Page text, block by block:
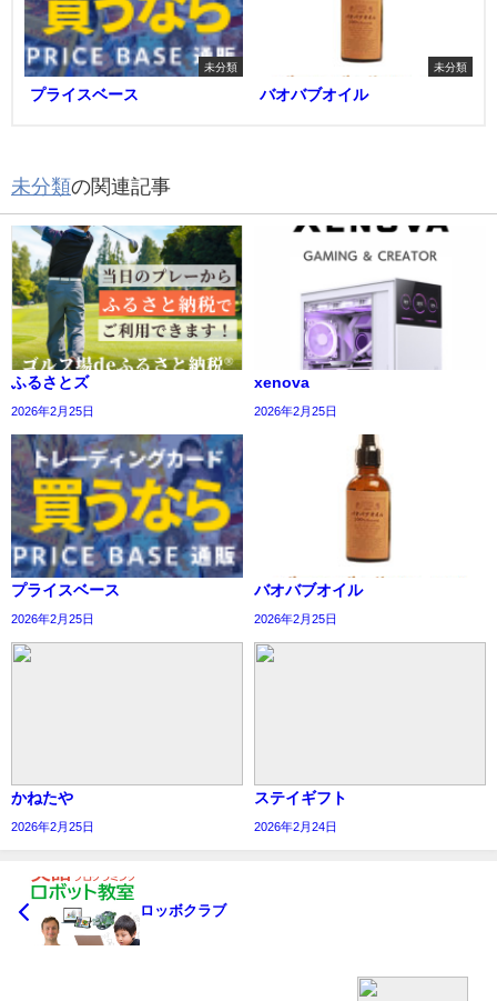
未分類
プライスベース
未分類
バオバブオイル
未分類の関連記事
ふるさとズ
2026年2月25日
xenova
2026年2月25日
プライスベース
2026年2月25日
バオバブオイル
2026年2月25日
かねたや
2026年2月25日
ステイギフト
2026年2月24日
ロッボクラブ